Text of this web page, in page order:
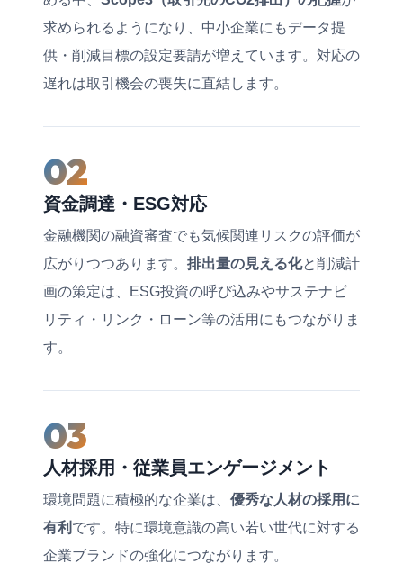
求められるようになり、中小企業にもデータ提
供・削減目標の設定要請が増えています。対応の
遅れは取引機会の喪失に直結します。
02
資金調達・ESG対応
金融機関の融資審査でも気候関連リスクの評価が
広がりつつあります。 排出量の見える化と削減計
画の策定は、ESG投資の呼び込みやサステナビ
リティ・リンク・ローン等の活用にもつながりま
す。
03
人材採用・従業員エンゲージメント
環境問題に積極的な企業は、 優秀な人材の採用に
有利 です。特に環境意識の高い若い世代に対する
企業ブランドの強化につながります。